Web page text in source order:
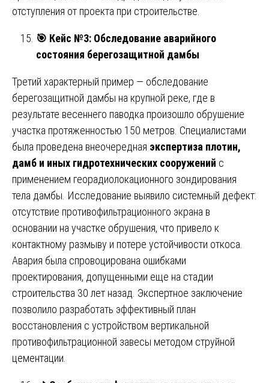
отступления от проекта при строительстве.
🎯 Кейс №3: Обследование аварийного
состояния берегозащитной дамбы
Третий характерный пример — обследование
берегозащитной дамбы на крупной реке, где в
результате весеннего паводка произошло обрушение
участка протяженностью 150 метров. Специалистами
была проведена внеочередная экспертиза плотин,
дамб и иных гидротехнических сооружений с
применением георадиолокационного зондирования
тела дамбы. Исследование выявило системный дефект:
отсутствие противофильтрационного экрана в
основании на участке обрушения, что привело к
контактному размыву и потере устойчивости откоса.
Авария была спровоцирована ошибками
проектирования, допущенными еще на стадии
строительства 30 лет назад. Экспертное заключение
позволило разработать эффективный план
восстановления с устройством вертикальной
противофильтрационной завесы методом струйной
цементации.